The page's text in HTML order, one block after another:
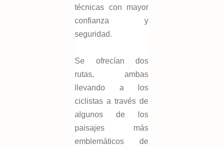
técnicas con mayor
confianza y
seguridad.
Se ofrecían dos
rutas, ambas
llevando a los
ciclistas a través de
algunos de los
paisajes más
emblemáticos de